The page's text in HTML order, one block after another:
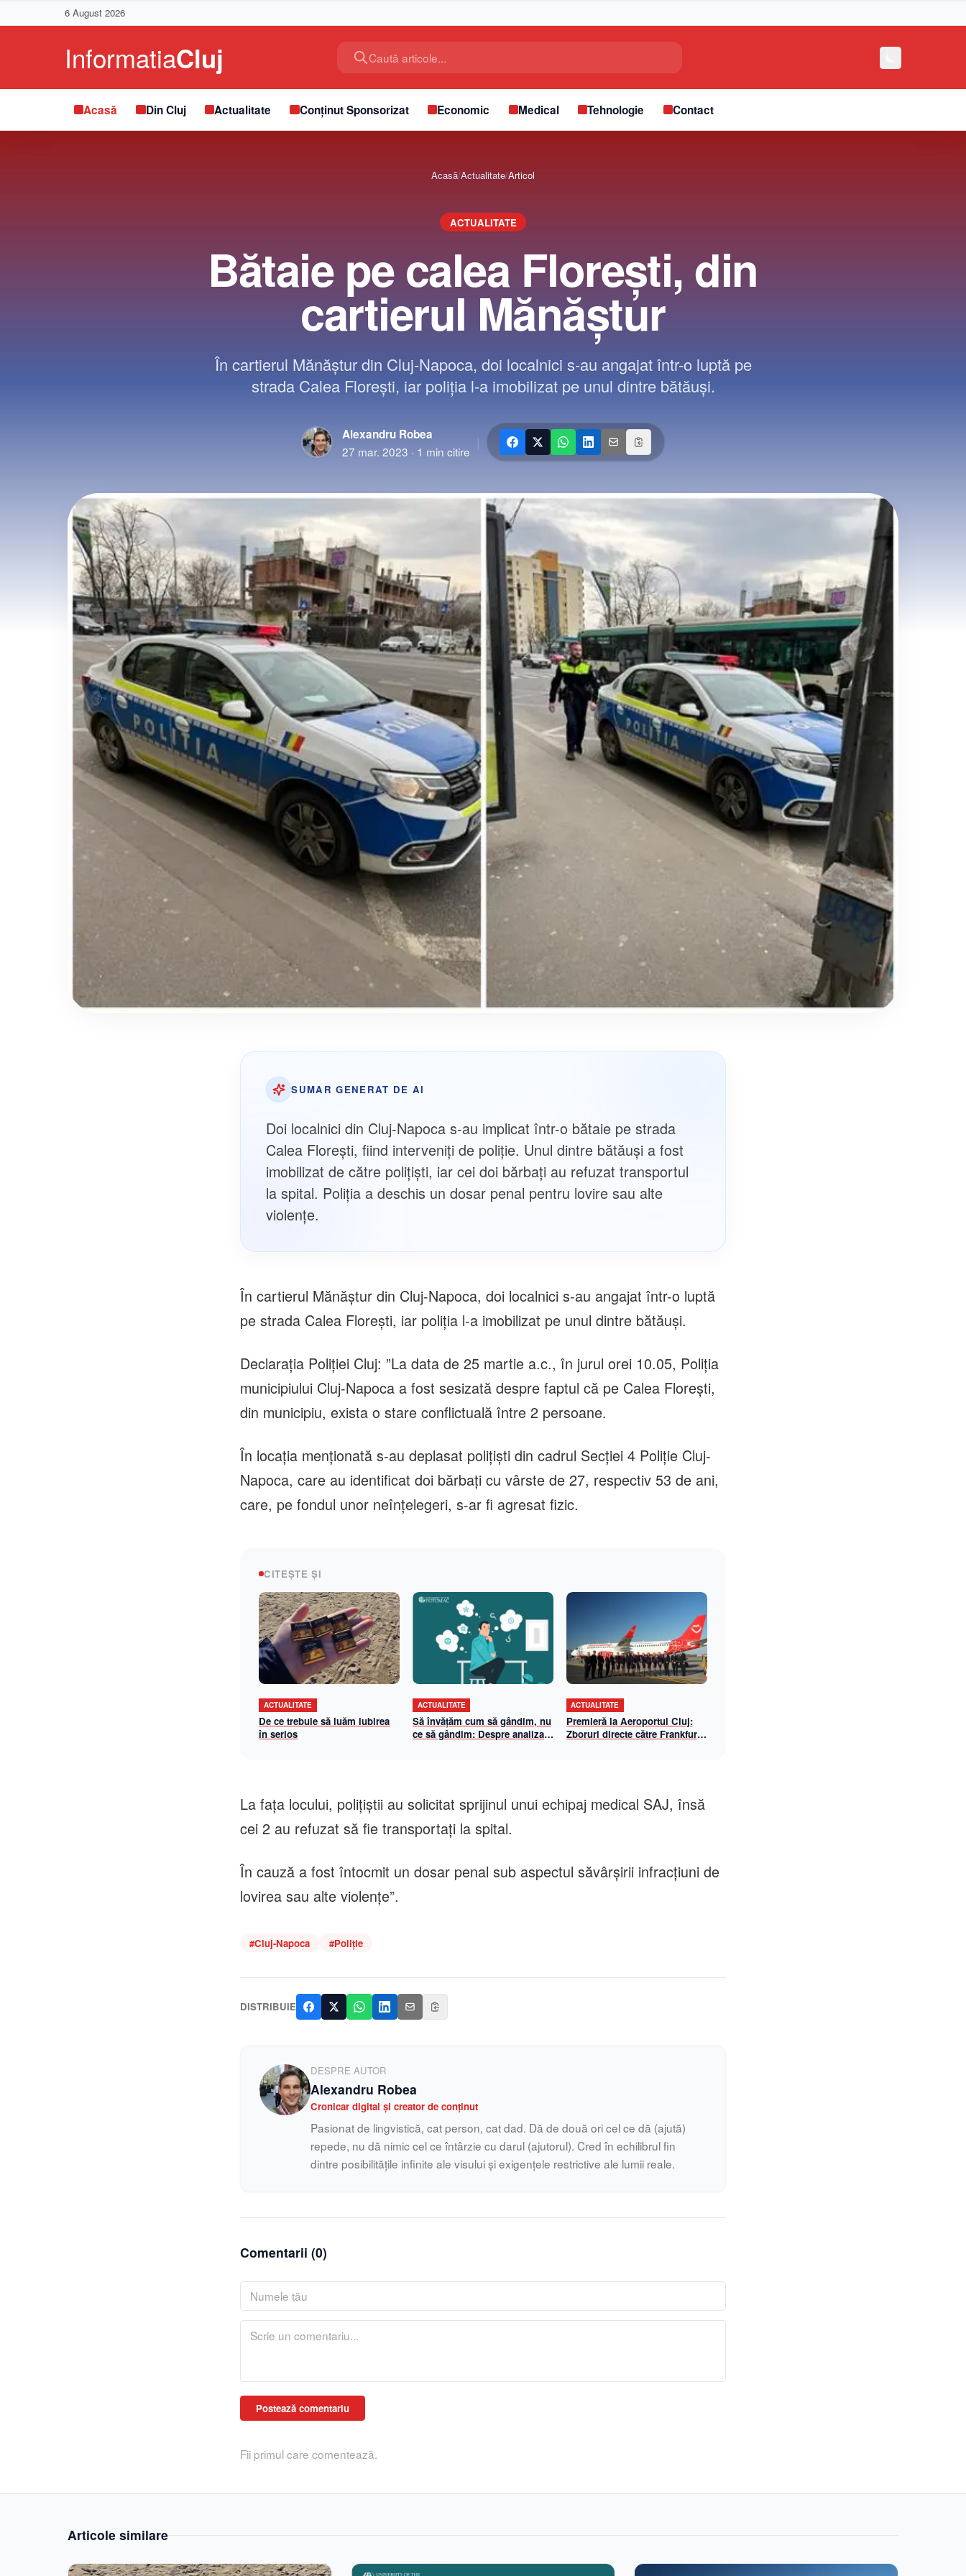
6 August 2026
Caută articole...
Acasă Din Cluj Actualitate Conținut Sponsorizat Economic Medical Tehnologie Contact
Acasă/Actualitate/Articol
ACTUALITATE
Bătaie pe calea Florești, din
cartierul Mănăștur
În cartierul Mănăștur din Cluj-Napoca, doi localnici s-au angajat într-o luptă pe
strada Calea Florești, iar poliția l-a imobilizat pe unul dintre bătăuși.
Alexandru Robea
27 mar. 2023 · 1 min citire
|
SUMAR GENERAT DE AI
Doi localnici din Cluj-Napoca s-au implicat într-o bătaie pe strada
Calea Florești, fiind interveniți de poliție. Unul dintre bătăuși a fost
imobilizat de către polițiști, iar cei doi bărbați au refuzat transportul
la spital. Poliția a deschis un dosar penal pentru lovire sau alte
violențe.
În cartierul Mănăștur din Cluj-Napoca, doi localnici s-au angajat într-o luptă
pe strada Calea Florești, iar poliția l-a imobilizat pe unul dintre bătăuși.
Declarația Poliției Cluj: ”La data de 25 martie a.c., în jurul orei 10.05, Poliția
municipiului Cluj-Napoca a fost sesizată despre faptul că pe Calea Florești,
din municipiu, exista o stare conflictuală între 2 persoane.
În locația menționată s-au deplasat polițiști din cadrul Secției 4 Poliție Cluj-
Napoca, care au identificat doi bărbați cu vârste de 27, respectiv 53 de ani,
care, pe fondul unor neînțelegeri, s-ar fi agresat fizic.
CITEȘTE ȘI
ACTUALITATE
De ce trebuie să luăm iubirea
în serios
ACTUALITATE
Să învățăm cum să gândim, nu
ce să gândim: Despre analiza
ACTUALITATE
Premieră la Aeroportul Cluj:
Zboruri directe către Frankfurt
La fața locului, polițiștii au solicitat sprijinul unui echipaj medical SAJ, însă
cei 2 au refuzat să fie transportați la spital.
În cauză a fost întocmit un dosar penal sub aspectul săvârșirii infracțiuni de
lovirea sau alte violențe”.
#Cluj-Napoca #Poliție
DISTRIBUIE
DESPRE AUTOR
Alexandru Robea
Cronicar digital și creator de conținut
Pasionat de lingvistică, cat person, cat dad. Dă de două ori cel ce dă (ajută)
repede, nu dă nimic cel ce întârzie cu darul (ajutorul). Cred în echilibrul fin
dintre posibilitățile infinite ale visului și exigențele restrictive ale lumii reale.
Comentarii (0)
Postează comentariu
Fii primul care comentează.
Articole similare